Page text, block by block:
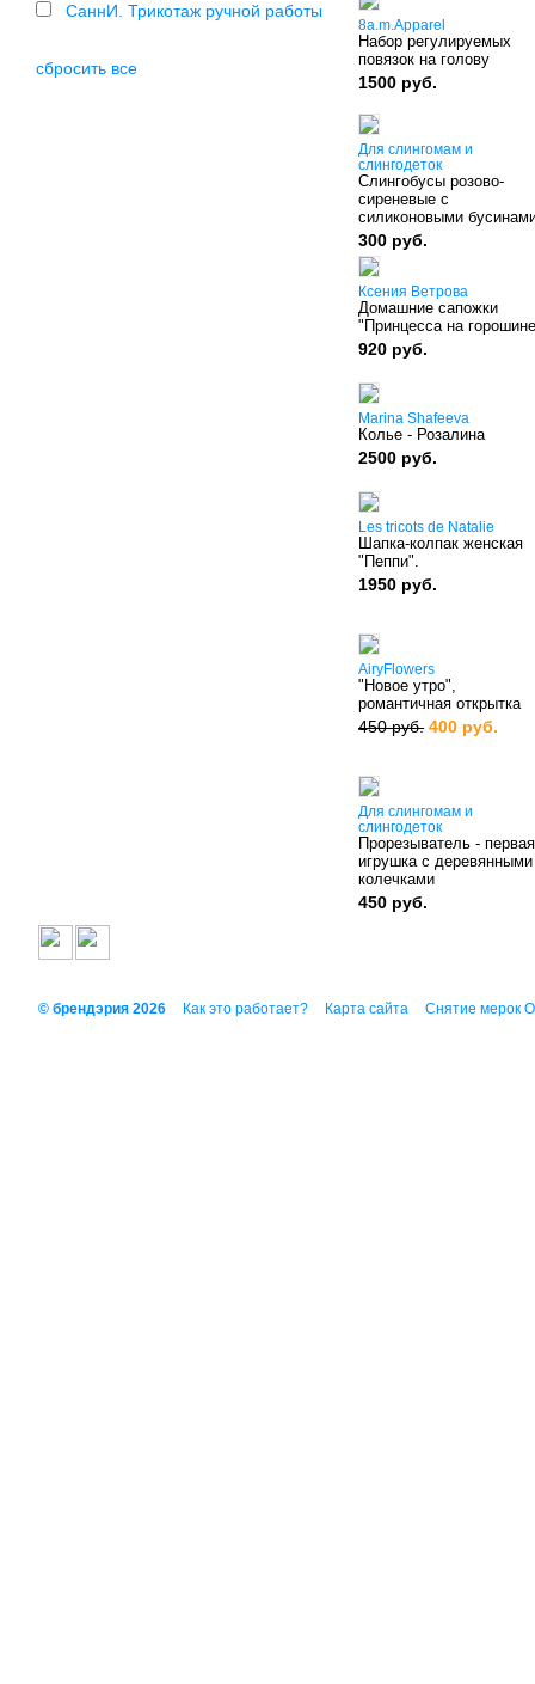
СаннИ. Трикотаж ручной работы
сбросить все
8a.m.Apparel
Набор регулируемых
повязок на голову
1500 руб.
Для слингомам и
слингодеток
Слингобусы розово-
сиреневые с
силиконовыми
300 руб.
Ксения Ветрова
Домашние сапожки
"Принцесса на
920 руб.
Marina Shafeeva
Колье - Розалина
2500 руб.
Les tricots de Natalie
Шапка-колпак женская
"Пеппи".
1950 руб.
AiryFlowers
"Новое утро",
романтичная открытка
450 руб. 400 руб.
Для слингомам и
слингодеток
Прорезыватель - первая
игрушка с деревянными
колечками
450 руб.
© брендэрия 2026 Как это работает? Карта сайта Снятие мерок